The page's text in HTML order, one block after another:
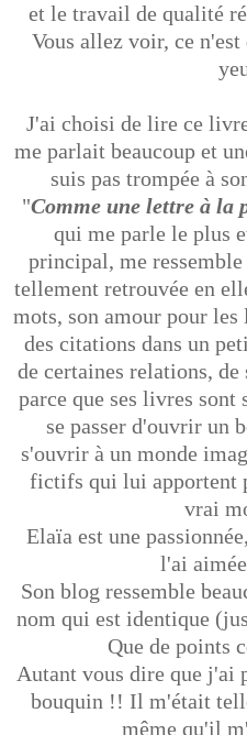
et le travail de qualité
Vous allez voir, ce
J'ai choisi de lire ce
me parlait beaucoup et
suis pas trompée à
"Comme une lettre à la
qui me parle le plus
principal, me
tellement retrouvée en
mots, son amour pour
des citations dans un
de certaines relations, de
parce que ses livres
se passer d'ouvrir un
s'ouvrir à un monde
fictifs qui lui apportent
vrai
Elaïa est une
l'ai
Son blog ressemble
nom qui est identique
Que de points
Autant vous dire que j'ai
bouquin !! Il m'était
même qu'il